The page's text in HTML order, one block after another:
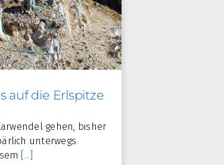
auf die Erlspitze
gehen, bisher
unterwegs
[...]